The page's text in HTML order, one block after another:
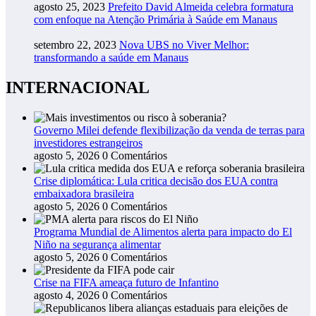
agosto 25, 2023 Prefeito David Almeida celebra formatura
com enfoque na Atenção Primária à Saúde em Manaus
setembro 22, 2023 Nova UBS no Viver Melhor:
transformando a saúde em Manaus
INTERNACIONAL
Governo Milei defende flexibilização da venda de terras para
investidores estrangeiros
agosto 5, 2026 0 Comentários
Crise diplomática: Lula critica decisão dos EUA contra
embaixadora brasileira
agosto 5, 2026 0 Comentários
Programa Mundial de Alimentos alerta para impacto do El
Niño na segurança alimentar
agosto 5, 2026 0 Comentários
Crise na FIFA ameaça futuro de Infantino
agosto 4, 2026 0 Comentários